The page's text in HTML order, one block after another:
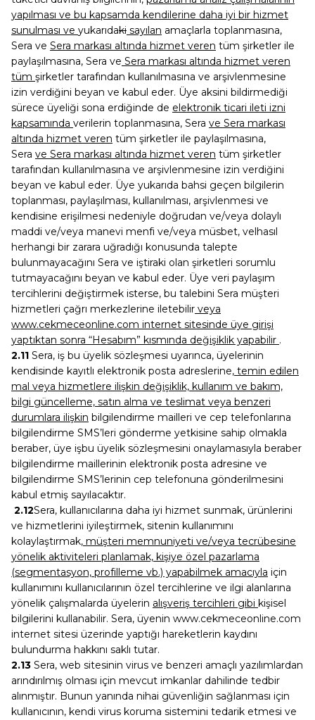
yapılması ve bu kapsamda kendilerine daha iyi bir hizmet
sunulması ve yukarıdaki sayılan amaçlarla toplanmasına,
Sera ve Sera markası altında hizmet veren tüm şirketler ile
paylaşılmasına, Sera ve Sera markası altında hizmet veren
tüm şirketler tarafından kullanılmasına ve arşivlenmesine
izin verdiğini beyan ve kabul eder. Üye aksini bildirmediği
sürece üyeliği sona erdiğinde de elektronik ticari ileti izni
kapsamında verilerin toplanmasına, Sera ve Sera markası
altında hizmet veren tüm şirketler ile paylaşılmasına,
Sera ve Sera markası altında hizmet veren tüm şirketler
tarafından kullanılmasına ve arşivlenmesine izin verdiğini
beyan ve kabul eder. Üye yukarıda bahsi geçen bilgilerin
toplanması, paylaşılması, kullanılması, arşivlenmesi ve
kendisine erişilmesi nedeniyle doğrudan ve/veya dolaylı
maddi ve/veya manevi menfi ve/veya müsbet, velhasıl
herhangi bir zarara uğradığı konusunda talepte
bulunmayacağını Sera ve iştiraki olan şirketleri sorumlu
tutmayacağını beyan ve kabul eder. Üye veri paylaşım
tercihlerini değiştirmek isterse, bu talebini Sera müşteri
hizmetleri çağrı merkezlerine iletebilir veya
www.cekmeceonline.com internet sitesinde üye girişi
yaptıktan sonra “Hesabım” kısmında değişiklik yapabilir .
2.11 Sera, iş bu üyelik sözleşmesi uyarınca, üyelerinin
kendisinde kayıtlı elektronik posta adreslerine, temin edilen
mal veya hizmetlere ilişkin değişiklik, kullanım ve bakım,
bilgi güncelleme, satın alma ve teslimat veya benzeri
durumlara ilişkin bilgilendirme mailleri ve cep telefonlarına
bilgilendirme SMS’leri gönderme yetkisine sahip olmakla
beraber, üye işbu üyelik sözleşmesini onaylamasıyla beraber
bilgilendirme maillerinin elektronik posta adresine ve
bilgilendirme SMS’lerinin cep telefonuna gönderilmesini
kabul etmiş sayılacaktır.
2.12Sera, kullanıcılarına daha iyi hizmet sunmak, ürünlerini
ve hizmetlerini iyileştirmek, sitenin kullanımını
kolaylaştırmak, müşteri memnuniyeti ve/veya tecrübesine
yönelik aktiviteleri planlamak, kişiye özel pazarlama
(segmentasyon, profilleme vb.) yapabilmek amacıyla için
kullanımını kullanıcılarının özel tercihlerine ve ilgi alanlarına
yönelik çalışmalarda üyelerin alışveriş tercihleri gibi kişisel
bilgilerini kullanabilir. Sera, üyenin www.cekmeceonline.com
internet sitesi üzerinde yaptığı hareketlerin kaydını
bulundurma hakkını saklı tutar.
2.13 Sera, web sitesinin virus ve benzeri amaçlı yazılımlardan
arındırılmış olması için mevcut imkanlar dahilinde tedbir
alınmıştır. Bunun yanında nihai güvenliğin sağlanması için
kullanıcının, kendi virus koruma sistemini tedarik etmesi ve